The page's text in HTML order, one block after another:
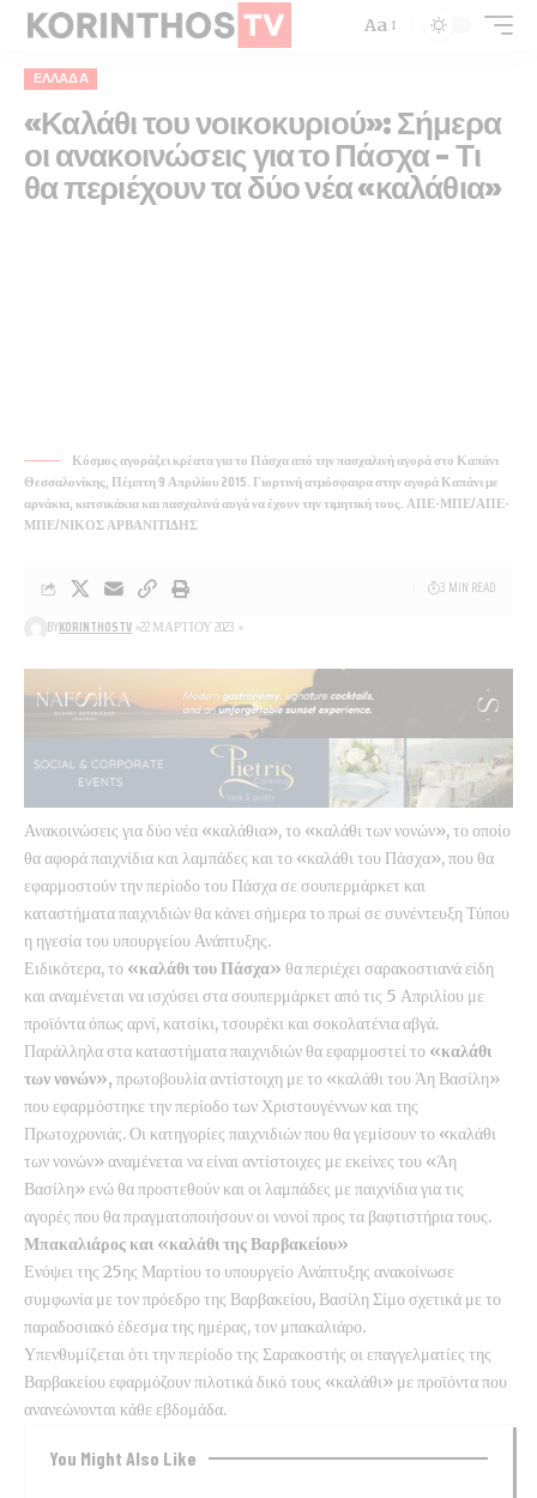
Aa
ΕΛΛΆΔΑ
«Καλάθι του νοικοκυριού»: Σήμερα
οι ανακοινώσεις για το Πάσχα – Τι
θα περιέχουν τα δύο νέα «καλάθια»
Κόσμος αγοράζει κρέατα για το Πάσχα από την πασχαλινή αγορά στο Καπάνι
Θεσσαλονίκης, Πέμπτη 9 Απριλίου 2015. Γιορτινή ατμόσφαιρα στην αγορά Καπάνι με
αρνάκια, κατσικάκια και πασχαλινά αυγά να έχουν την τιμητική τους. ΑΠΕ-ΜΠΕ/ΑΠΕ-
ΜΠΕ/ΝΙΚΟΣ ΑΡΒΑΝΙΤΙΔΗΣ
BYKORINTHOSTV 22 ΜΑΡΤΊΟΥ 2023
3 MIN READ
Ανακοινώσεις για δύο νέα «καλάθια», το «καλάθι των νονών», το οποίο
θα αφορά παιχνίδια και λαμπάδες και το «καλάθι του Πάσχα», που θα
εφαρμοστούν την περίοδο του Πάσχα σε σουπερμάρκετ και
καταστήματα παιχνιδιών θα κάνει σήμερα το πρωί σε συνέντευξη Τύπου
η ηγεσία του υπουργείου Ανάπτυξης.
Ειδικότερα, το «καλάθι του Πάσχα» θα περιέχει σαρακοστιανά είδη
και αναμένεται να ισχύσει στα σουπερμάρκετ από τις 5 Απριλίου με
προϊόντα όπως αρνί, κατσίκι, τσουρέκι και σοκολατένια αβγά.
Παράλληλα στα καταστήματα παιχνιδιών θα εφαρμοστεί το «καλάθι
των νονών», πρωτοβουλία αντίστοιχη με το «καλάθι του Άη Βασίλη»
που εφαρμόστηκε την περίοδο των Χριστουγέννων και της
Πρωτοχρονιάς. Οι κατηγορίες παιχνιδιών που θα γεμίσουν το «καλάθι
των νονών» αναμένεται να είναι αντίστοιχες με εκείνες του «Άη
Βασίλη» ενώ θα προστεθούν και οι λαμπάδες με παιχνίδια για τις
αγορές που θα πραγματοποιήσουν οι νονοί προς τα βαφτιστήρια τους.
Μπακαλιάρος και «καλάθι της Βαρβακείου»
Ενόψει της 25ης Μαρτίου το υπουργείο Ανάπτυξης ανακοίνωσε
συμφωνία με τον πρόεδρο της Βαρβακείου, Βασίλη Σίμο σχετικά με το
παραδοσιακό έδεσμα της ημέρας, τον μπακαλιάρο.
Υπενθυμίζεται ότι την περίοδο της Σαρακοστής οι επαγγελματίες της
Βαρβακείου εφαρμόζουν πιλοτικά δικό τους «καλάθι» με προϊόντα που
ανανεώνονται κάθε εβδομάδα.
You Might Also Like